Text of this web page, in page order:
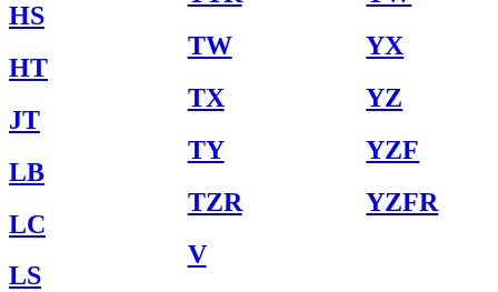
HS
HT
JT
LB
LC
LS
TW
TX
TY
TZR
V
YX
YZ
YZF
YZFR